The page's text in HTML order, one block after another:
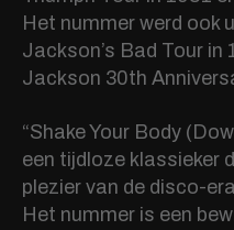
Het nummer werd ook
Jackson’s Bad Tour in
Jackson 30th
“Shake Your Body
een tijdloze klassieker
plezier van de disco-
Het nummer is een